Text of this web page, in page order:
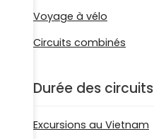
Voyage à vélo
Circuits combinés
Durée des circuits
Excursions au Vietnam